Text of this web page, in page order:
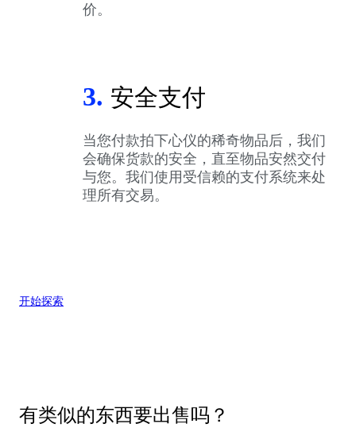
价。
3. 安全支付
当您付款拍下心仪的稀奇物品后，我们
会确保货款的安全，直至物品安然交付
与您。我们使用受信赖的支付系统来处
理所有交易。
开始探索
有类似的东西要出售吗？